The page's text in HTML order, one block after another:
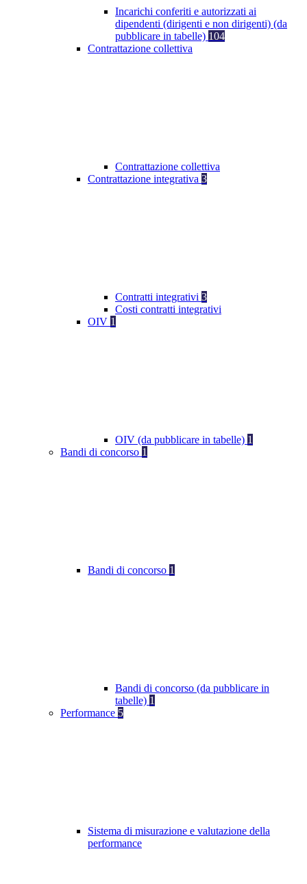
Incarichi conferiti e autorizzati ai
dipendenti (dirigenti e non dirigenti) (da
pubblicare in tabelle) 104
Contrattazione collettiva
Contrattazione collettiva
Contrattazione integrativa 3
Contratti integrativi 3
Costi contratti integrativi
OIV 1
OIV (da pubblicare in tabelle) 1
Bandi di concorso 1
Bandi di concorso 1
Bandi di concorso (da pubblicare in
tabelle) 1
Performance 5
Sistema di misurazione e valutazione della
performance